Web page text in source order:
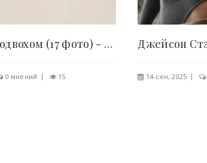
Покупки с подвохом (17 фото) - «Хорошее..
0 мнений 15 14-сен, 2025